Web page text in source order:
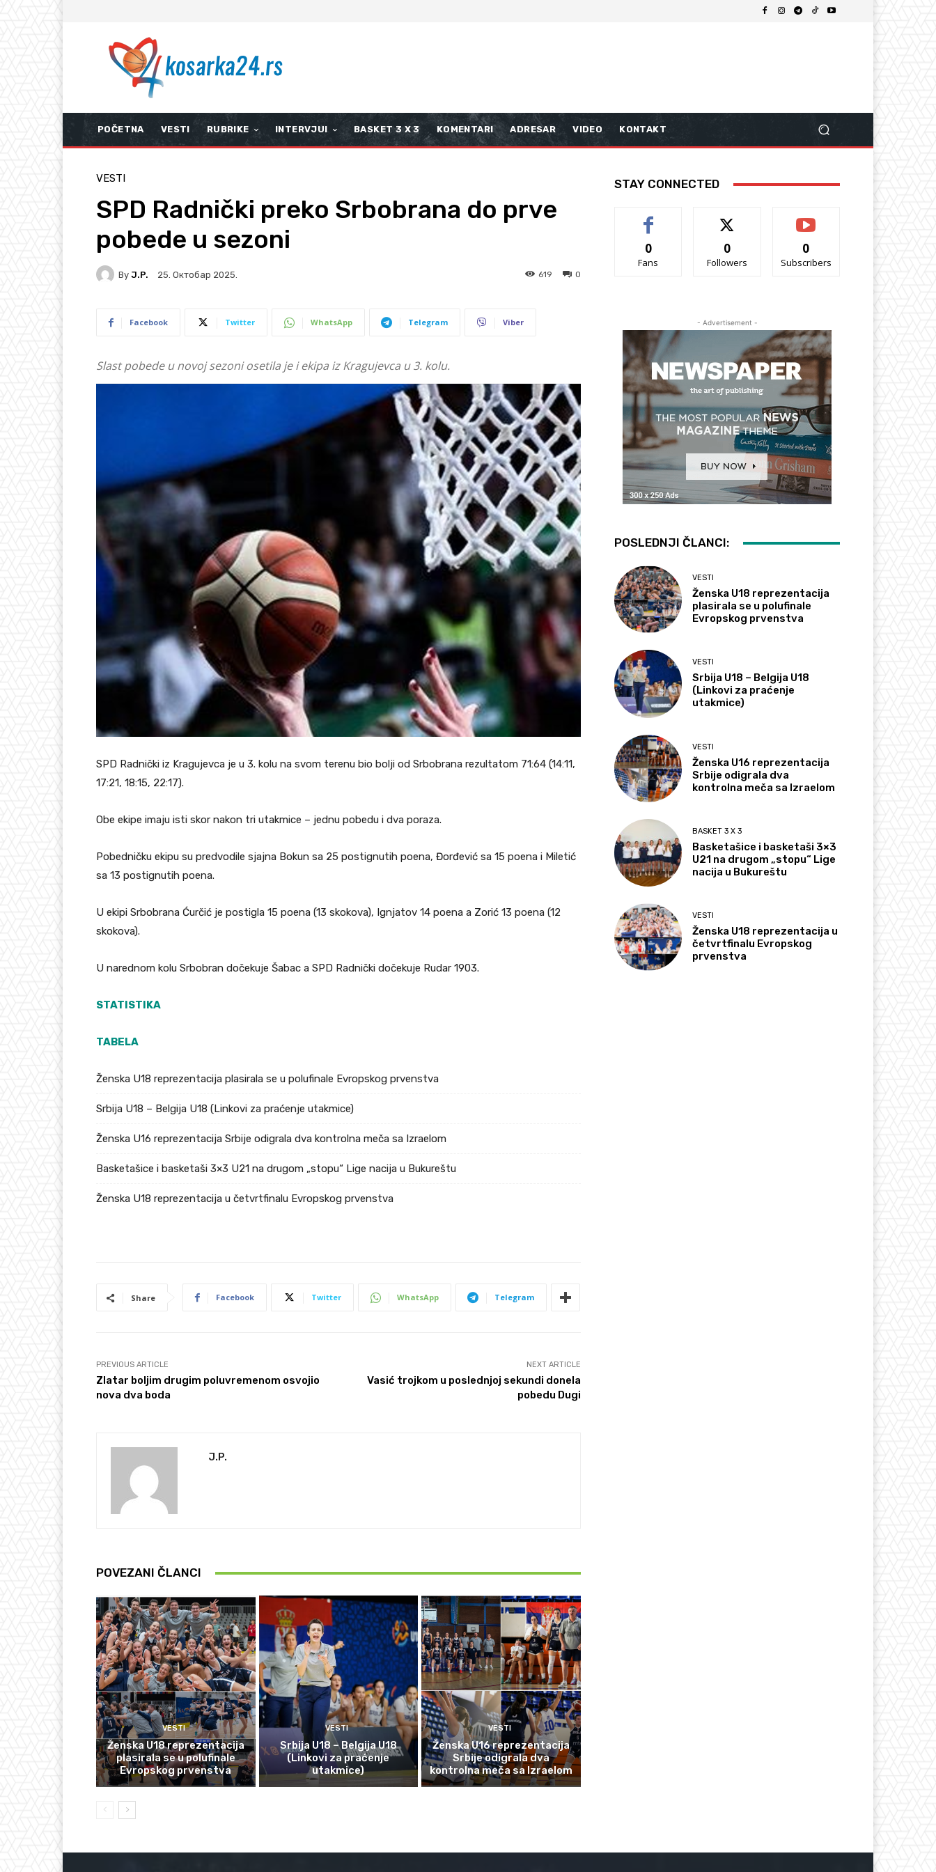
POČETNA VESTI RUBRIKE INTERVJUI BASKET 3 X 3 KOMENTARI ADRESAR VIDEO KONTAKT
VESTI
SPD Radnički preko Srbobrana do prve
pobede u sezoni
By J.P. 25. Октобар 2025. 0
619
Facebook Twitter WhatsApp Telegram Viber
Slast pobede u novoj sezoni osetila je i ekipa iz Kragujevca u 3. kolu.
SPD Radnički iz Kragujevca je u 3. kolu na svom terenu bio bolji od Srbobrana rezultatom 71:64 (14:11,
17:21, 18:15, 22:17).
Obe ekipe imaju isti skor nakon tri utakmice – jednu pobedu i dva poraza.
Pobedničku ekipu su predvodile sjajna Bokun sa 25 postignutih poena, Đorđević sa 15 poena i Miletić
sa 13 postignutih poena.
U ekipi Srbobrana Ćurčić je postigla 15 poena (13 skokova), Ignjatov 14 poena a Zorić 13 poena (12
skokova).
U narednom kolu Srbobran dočekuje Šabac a SPD Radnički dočekuje Rudar 1903.
STATISTIKA
TABELA
Ženska U18 reprezentacija plasirala se u polufinale Evropskog prvenstva
Srbija U18 – Belgija U18 (Linkovi za praćenje utakmice)
Ženska U16 reprezentacija Srbije odigrala dva kontrolna meča sa Izraelom
Basketašice i basketaši 3×3 U21 na drugom „stopu“ Lige nacija u Bukureštu
Ženska U18 reprezentacija u četvrtfinalu Evropskog prvenstva
Share Facebook Twitter WhatsApp Telegram
PREVIOUS ARTICLE
Zlatar boljim drugim poluvremenom osvojio
nova dva boda
NEXT ARTICLE
Vasić trojkom u poslednjoj sekundi donela
pobedu Dugi
J.P.
POVEZANI ČLANCI
VESTI
Ženska U18 reprezentacija
plasirala se u polufinale
Evropskog prvenstva
VESTI
Srbija U18 – Belgija U18
(Linkovi za praćenje
utakmice)
VESTI
Ženska U16 reprezentacija
Srbije odigrala dva
kontrolna meča sa Izraelom
STAY CONNECTED
0
Fans
0
Followers
0
Subscribers
- Advertisement -
POSLEDNJI ČLANCI:
VESTI
Ženska U18 reprezentacija
plasirala se u polufinale
Evropskog prvenstva
VESTI
Srbija U18 – Belgija U18
(Linkovi za praćenje
utakmice)
VESTI
Ženska U16 reprezentacija
Srbije odigrala dva
kontrolna meča sa Izraelom
BASKET 3 X 3
Basketašice i basketaši 3×3
U21 na drugom „stopu“ Lige
nacija u Bukureštu
VESTI
Ženska U18 reprezentacija u
četvrtfinalu Evropskog
prvenstva